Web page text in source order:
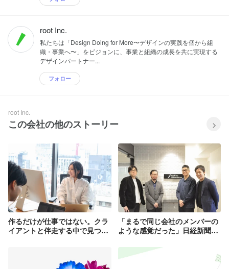
root Inc.
私たちは「Design Doing for More〜デザインの実践を個から組
織・事業へ〜」をビジョンに、事業と組織の成長を共に実現する
デザインパートナー...
フォロー
root Inc.
この会社の他のストーリー
作るだけが仕事ではない。クラ
イアントと伴走する中で見つけ
「まるで同じ会社のメンバーの
ような感覚だった」日経新聞の
インパートナーとしての関わり
方